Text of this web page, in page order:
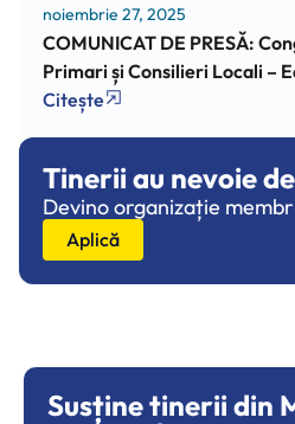
noiembrie 27, 2025
COMUNICAT DE PRESĂ:
Primari și Consilieri Locali –
Citește
Tinerii au nevoie
Devino organizație
Aplică
Susține tinerii din